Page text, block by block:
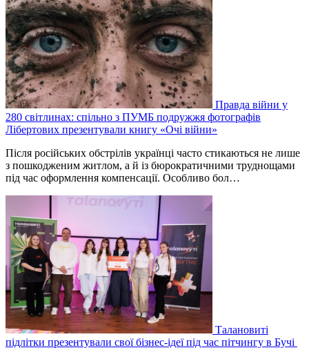
Правда війни у
280 світлинах: спільно з ПУМБ подружжя фотографів
Лібертових презентували книгу «Очі війни»
Після російських обстрілів українці часто стикаються не лише
з пошкодженим житлом, а й із бюрократичними труднощами
під час оформлення компенсації. Особливо бол…
Талановиті
підлітки презентували свої бізнес-ідеї під час пітчингу в Бучі